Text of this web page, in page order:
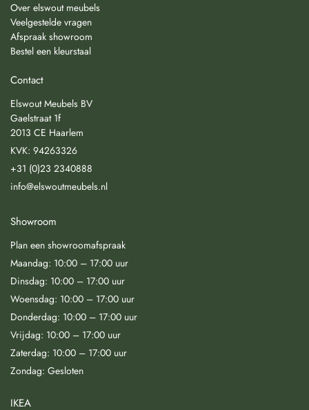
Over elswout meubels
Veelgestelde vragen
Afspraak showroom
Bestel een kleurstaal
Contact
Elswout Meubels BV
Gaelstraat 1f
2013 CE Haarlem
KVK: 94263326
+31 (0)23 2340888
info@elswoutmeubels.nl
Showroom
Plan een showroomafspraak
Maandag: 10:00 – 17:00 uur
Dinsdag: 10:00 – 17:00 uur
Woensdag: 10:00 – 17:00 uur
Donderdag: 10:00 – 17:00 uur
Vrijdag: 10:00 – 17:00 uur
Zaterdag: 10:00 – 17:00 uur
Zondag: Gesloten
IKEA